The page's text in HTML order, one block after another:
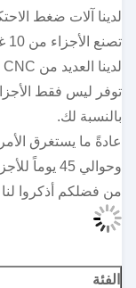
تصنع الأجزاء من 10 غرام إلى 100 كجم.
توفر ليس فقط
بالنسبة لك.
وحوالي 45 يوماً للأجزاء المصنعة.
من فضلكم أذكروا
الفئة